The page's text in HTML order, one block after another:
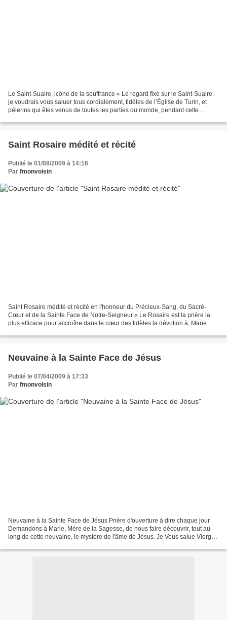
Le Saint-Suaire, icône de la souffrance « Le regard fixé sur le Saint-Suaire,
je voudrais vous saluer tous cordialement, fidèles de l’Église de Turin, et
pèlerins qui êtes venus de toutes les parties du monde, pendant cette
Saint Rosaire médité et récité
Publié le 01/08/2009 à 14:16
Par fmonvoisin
Saint Rosaire médité et récité en l'honneur du Précieux-Sang, du Sacré-
Cœur et de la Sainte Face de Notre-Seigneur « Le Rosaire est la prière la
plus efficace pour accroître dans le cœur des fidèles la dévotion à, Marie...
Neuvaine à la Sainte Face de Jésus
Publié le 07/04/2009 à 17:33
Par fmonvoisin
Neuvaine à la Sainte Face de Jésus Prière d'ouverture à dire chaque jour
Demandons à Marie, Mère de la Sagesse, de nous faire découvrir, tout au
long de cette neuvaine, le mystère de l'âme de Jésus. Je Vous salue Vierge